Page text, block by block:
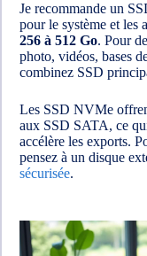
Je recommande un
pour le système et les
256 à 512 Go. Pour
photo, vidéos, bases
combinez SSD
Les SSD NVMe
aux SSD SATA, ce
accélère les exports.
pensez à un disque
sécurisée.